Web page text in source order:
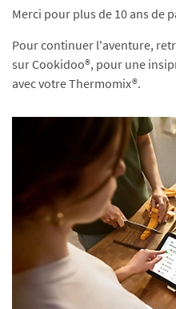
Merci pour plus de 10 ans de
Pour continuer l'aventure,
sur Cookidoo®, pour une
avec votre Thermomix®.